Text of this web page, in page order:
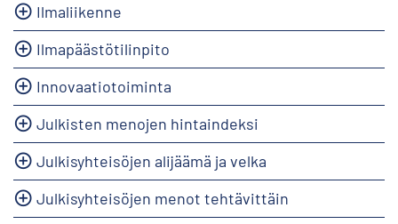
Ilmaliikenne
Ilmapäästötilinpito
Innovaatiotoiminta
Julkisten menojen hintaindeksi
Julkisyhteisöjen alijäämä ja velka
Julkisyhteisöjen menot tehtävittäin